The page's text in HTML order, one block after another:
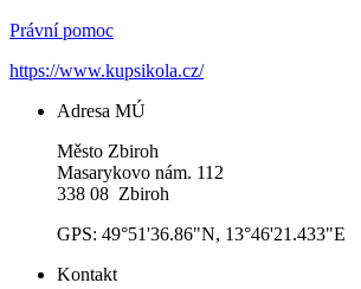
Právní pomoc
https://www.kupsikola.cz/
Adresa MÚ
Město Zbiroh
Masarykovo nám. 112
338 08 Zbiroh
GPS: 49°51'36.86"N, 13°46'21.433"E
Kontakt